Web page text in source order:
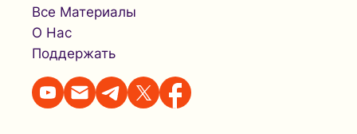
Все Материалы
О Нас
Поддержать